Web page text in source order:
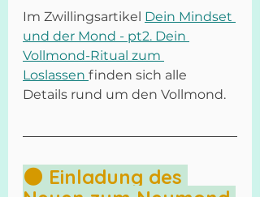
Im Zwillingsartikel Dein Mindset
und der Mond - pt2. Dein
Vollmond-Ritual zum
Loslassen finden sich alle
Details rund um den Vollmond.
🌑 Einladung des